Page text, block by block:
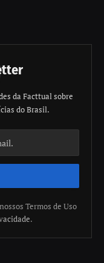
da Facttual sobre
do Brasil.
Termos de Uso
.